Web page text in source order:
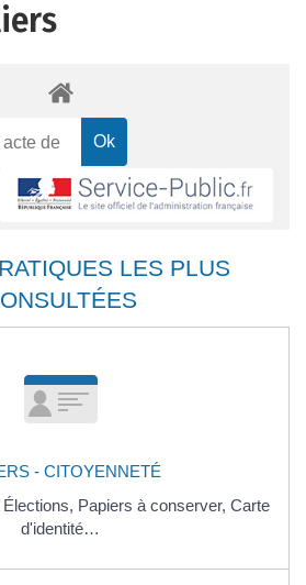
LES PLUS
- CITOYENNETÉ
Élections, Papiers à conserver, Carte
d'identité…